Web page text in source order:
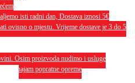
isti radni dan, Dostava iznosi 5€
ovisno o mjestu. Vrijeme dostave je 3 do 5
Osim proizvoda nudimo i usluge
te najam popratne opreme